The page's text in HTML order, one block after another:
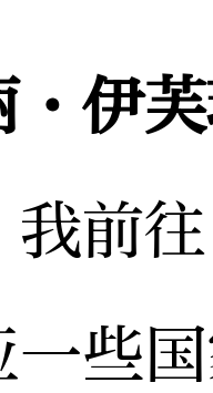
·伊
我前
一些